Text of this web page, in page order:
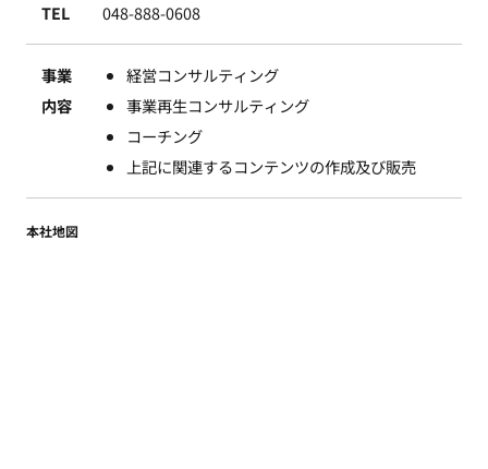
TEL 048-888-0608
事業
内容
経営コンサルティング
事業再生コンサルティング
コーチング
上記に関連するコンテンツの作成及び販売
本社地図